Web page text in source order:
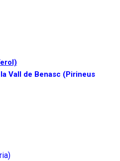
Vall de Benasc (Pirineus